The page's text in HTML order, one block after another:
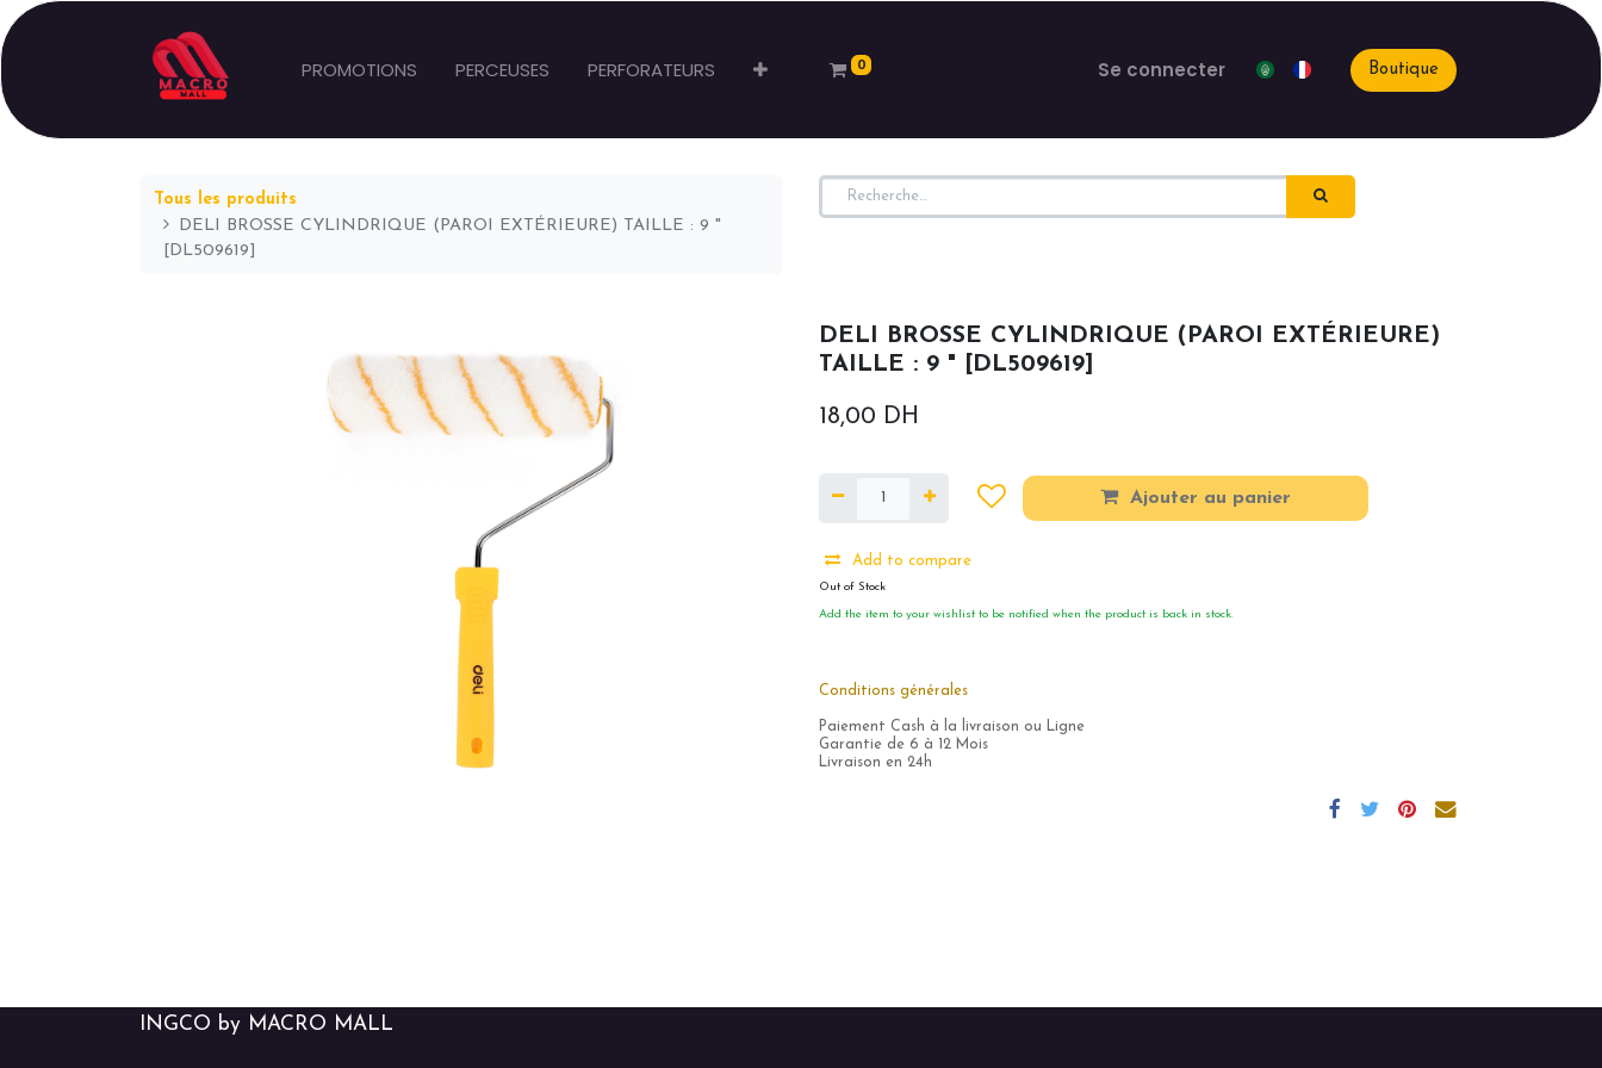
PROMOTIONS PERCEUSES PERFORATEURS 0 Se connecter Boutique
Tous les produits
DELI BROSSE CYLINDRIQUE (PAROI EXTÉRIEURE) TAILLE : 9 "
[DL509619]
DELI BROSSE CYLINDRIQUE (PAROI EXTÉRIEURE)
TAILLE : 9 " [DL509619]
18,00 DH
Ajouter au panier
Add to compare
Out of Stock
Add the item to your wishlist to be notified when the product is back in stock.
Conditions générales
Paiement Cash à la livraison ou Ligne
Garantie de 6 à 12 Mois
Livraison en 24h
INGCO by MACRO MALL